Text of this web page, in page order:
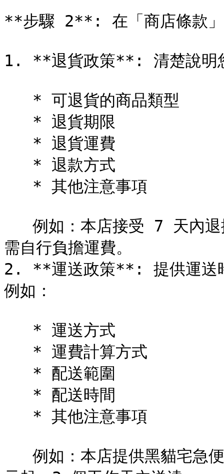
**步驟 2**: 在「商店條款」
1. **退貨政策**: 清楚說明
需自行負擔運費。
2. **運送政策**: 提供運送時
例如：